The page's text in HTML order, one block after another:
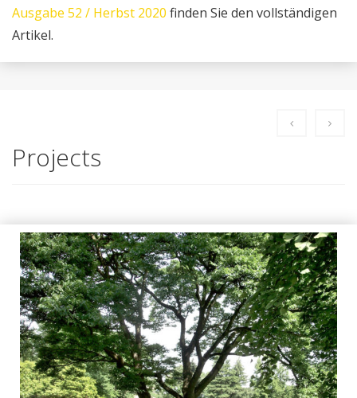
Ausgabe 52 / Herbst 2020 finden Sie den vollständigen
Artikel.
Projects
Der Korkbaum
AUSGABE 72, TECHNIK & NEUES